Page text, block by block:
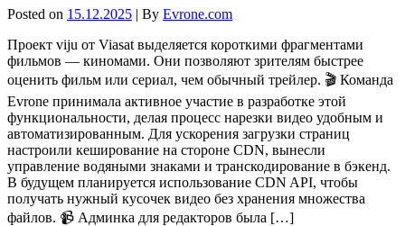
Posted on 15.12.2025 | By Evrone.com
Проект viju от Viasat выделяется короткими фрагментами
фильмов — киномами. Они позволяют зрителям быстрее
оценить фильм или сериал, чем обычный трейлер. 🎬 Команда
Evrone принимала активное участие в разработке этой
функциональности, делая процесс нарезки видео удобным и
автоматизированным. Для ускорения загрузки страниц
настроили кеширование на стороне CDN, вынесли
управление водяными знаками и транскодирование в бэкенд.
В будущем планируется использование CDN API, чтобы
получать нужный кусочек видео без хранения множества
файлов. 📹 Админка для редакторов была […]